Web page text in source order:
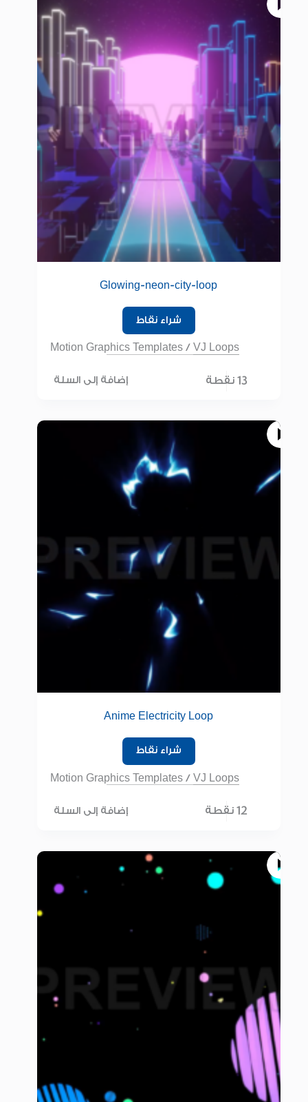
Glowing-neon-city-loop
شراء نقاط
Motion Graphics Templates /VJ Loops
13 نقطة إضافة إلى السلة
Anime Electricity Loop
شراء نقاط
Motion Graphics Templates /VJ Loops
12 نقطة إضافة إلى السلة